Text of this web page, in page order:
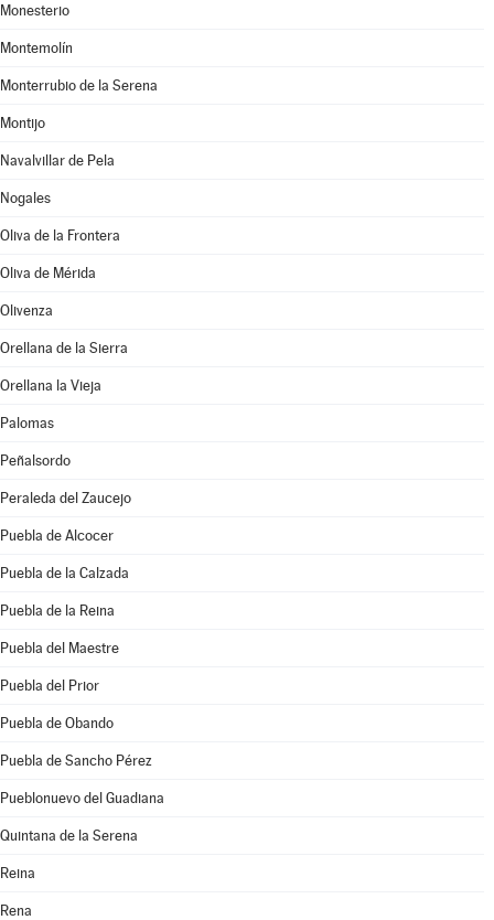
Monesterio
Montemolín
Monterrubio de la Serena
Montijo
Navalvillar de Pela
Nogales
Oliva de la Frontera
Oliva de Mérida
Olivenza
Orellana de la Sierra
Orellana la Vieja
Palomas
Peñalsordo
Peraleda del Zaucejo
Puebla de Alcocer
Puebla de la Calzada
Puebla de la Reina
Puebla del Maestre
Puebla del Prior
Puebla de Obando
Puebla de Sancho Pérez
Pueblonuevo del Guadiana
Quintana de la Serena
Reina
Rena